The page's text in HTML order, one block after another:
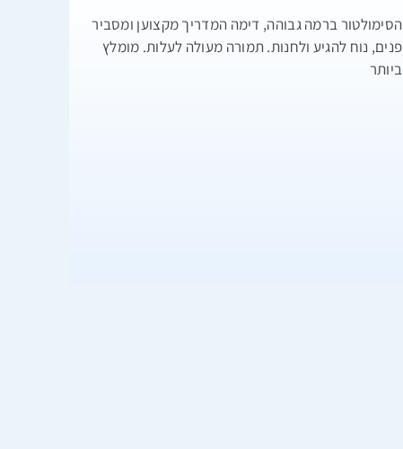
הסימולטור ברמה גבוהה, דימה המדריך מקצוען ומסביר
פנים, נוח להגיע ולחנות. תמורה מעולה לעלות. מומלץ
ביותר